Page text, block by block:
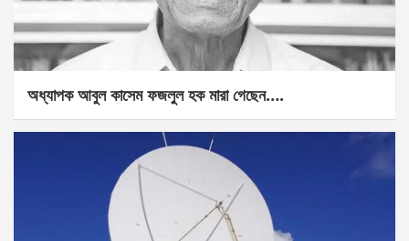
অধ্যাপক আবুল কাসেম ফজলুল হক মারা গেছেন….